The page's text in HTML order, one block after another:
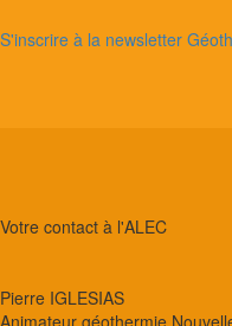
S'inscrire à la newsletter
Votre contact à l'ALEC
Pierre IGLESIAS